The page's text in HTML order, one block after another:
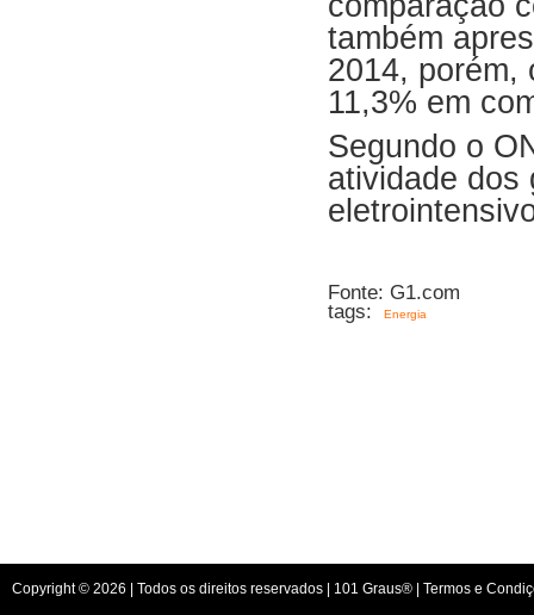
também
2014, porém,
11,3% em
Segundo o
atividade dos
Fonte: G1.com
tags:
Energia
Copyright © 2026 | Todos os direitos reservados | 101 Graus® | Termos e